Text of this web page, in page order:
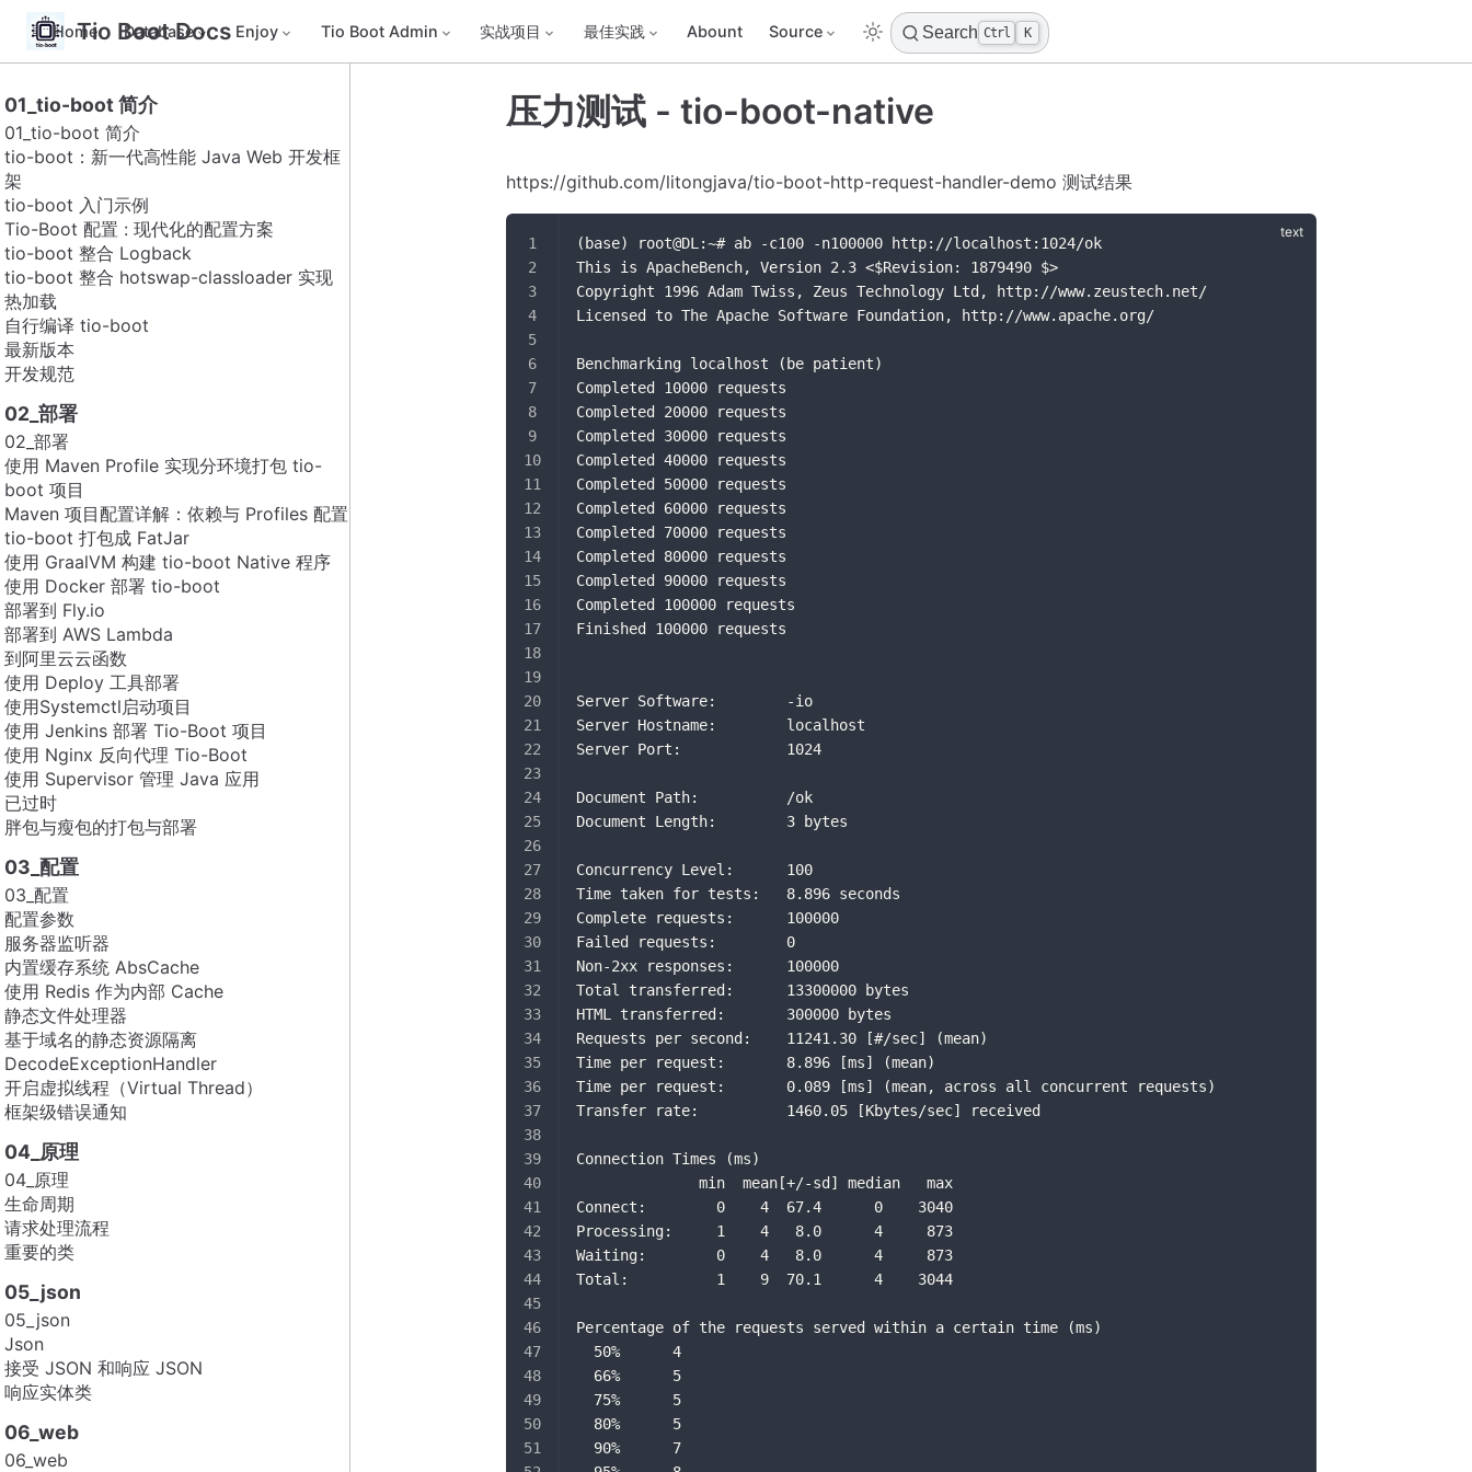
Tio Boot Docs
Home Database Enjoy Tio Boot Admin 实战项目 最佳实践 Abount Source Search Ctrl K
01_tio-boot 简介
01_tio-boot 简介
tio-boot：新一代高性能 Java Web 开发框
架
tio-boot 入门示例
Tio-Boot 配置 : 现代化的配置方案
tio-boot 整合 Logback
tio-boot 整合 hotswap-classloader 实现
热加载
自行编译 tio-boot
最新版本
开发规范
02_部署
02_部署
使用 Maven Profile 实现分环境打包 tio-
boot 项目
Maven 项目配置详解：依赖与 Profiles 配置
tio-boot 打包成 FatJar
使用 GraalVM 构建 tio-boot Native 程序
使用 Docker 部署 tio-boot
部署到 Fly.io
部署到 AWS Lambda
到阿里云云函数
使用 Deploy 工具部署
使用Systemctl启动项目
使用 Jenkins 部署 Tio-Boot 项目
使用 Nginx 反向代理 Tio-Boot
使用 Supervisor 管理 Java 应用
已过时
胖包与瘦包的打包与部署
03_配置
03_配置
配置参数
服务器监听器
内置缓存系统 AbsCache
使用 Redis 作为内部 Cache
静态文件处理器
基于域名的静态资源隔离
DecodeExceptionHandler
开启虚拟线程（Virtual Thread）
框架级错误通知
04_原理
04_原理
生命周期
请求处理流程
重要的类
05_json
05_json
Json
接受 JSON 和响应 JSON
响应实体类
06_web
06_web
压力测试 - tio-boot-native
https://github.com/litongjava/tio-boot-http-request-handler-demo 测试结果
(base) root@DL:~# ab -c100 -n100000 http://localhost:1024/ok
This is ApacheBench, Version 2.3 <$Revision: 1879490 $>
Copyright 1996 Adam Twiss, Zeus Technology Ltd, http://www.zeustech.net/
Licensed to The Apache Software Foundation, http://www.apache.org/
Benchmarking localhost (be patient)
Completed 10000 requests
Completed 20000 requests
Completed 30000 requests
Completed 40000 requests
Completed 50000 requests
Completed 60000 requests
Completed 70000 requests
Completed 80000 requests
Completed 90000 requests
Completed 100000 requests
Finished 100000 requests
Server Software:        -io
Server Hostname:        localhost
Server Port:            1024
Document Path:          /ok
Document Length:        3 bytes
Concurrency Level:      100
Time taken for tests:   8.896 seconds
Complete requests:      100000
Failed requests:        0
Non-2xx responses:      100000
Total transferred:      13300000 bytes
HTML transferred:       300000 bytes
Requests per second:    11241.30 [#/sec] (mean)
Time per request:       8.896 [ms] (mean)
Time per request:       0.089 [ms] (mean, across all concurrent requests)
Transfer rate:          1460.05 [Kbytes/sec] received
Connection Times (ms)
              min  mean[+/-sd] median   max
Connect:        0    4  67.4      0    3040
Processing:     1    4   8.0      4     873
Waiting:        0    4   8.0      4     873
Total:          1    9  70.1      4    3044
Percentage of the requests served within a certain time (ms)
  50%      4
  66%      5
  75%      5
  80%      5
  90%      7